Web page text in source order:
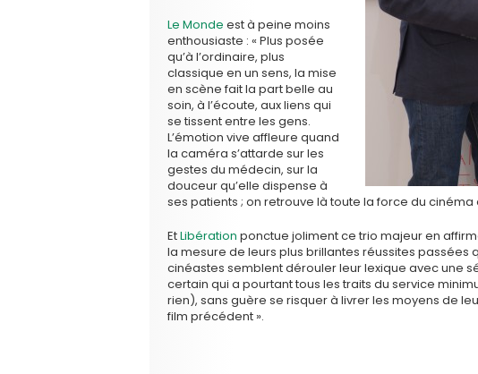
Le Monde est à peine moins
enthousiaste : « Plus posée
qu’à l’ordinaire, plus
classique en un sens, la mise
en scène fait la part belle au
soin, à l’écoute, aux liens qui
se tissent entre les gens.
L’émotion vive affleure quand
la caméra s’attarde sur les
gestes du médecin, sur la
douceur qu’elle dispense à
ses patients ; on retrouve là toute la force du cinéma
EtLibération ponctue joliment ce trio majeur en
la mesure de leurs plus brillantes réussites passées
cinéastes semblent dérouler leur lexique avec une
certain qui a pourtant tous les traits du service
rien), sans guère se risquer à livrer les moyens de
film précédent ».